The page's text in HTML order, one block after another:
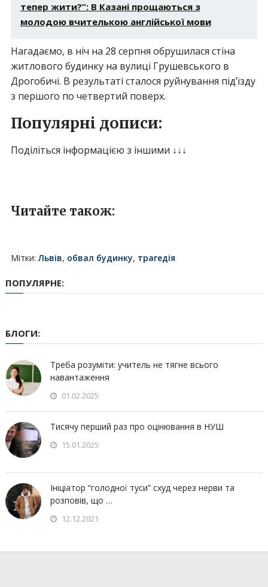
тепер жити?”: В Казані прощаються з
молодою вчителькою англійської мови
Нагадаємо, в ніч на 28 серпня обрушилася стіна
житлового будинку на вулиці Грушевського в
Дрогобичі. В результаті сталося руйнування під’їзду
з першого по четвертий поверх.
Популярні дописи:
Поділіться інформацією з іншими ↓↓↓
Читайте також:
Мітки:Львів, обвал будинку, трагедія
ПОПУЛЯРНЕ:
БЛОГИ:
Треба розуміти: учитель не тягне всього
навантаження
01.02.2025
Тисячу перший раз про оцінювання в НУШ
15.01.2025
Ініціатор “голодної туси” схуд через нерви та
розповів, що …
12.12.2021